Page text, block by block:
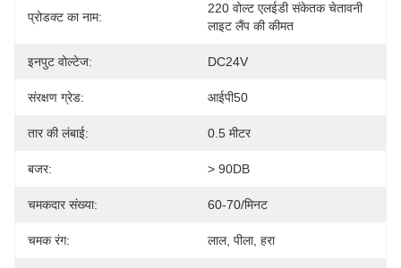
प्रोडक्ट का नाम:
220 वोल्ट एलईडी संकेतक चेतावनी
लाइट लैंप की कीमत
इनपुट वोल्टेज: DC24V
संरक्षण ग्रेड: आईपी50
तार की लंबाई: 0.5 मीटर
बजर: > 90DB
चमकदार संख्या: 60-70/मिनट
चमक रंग: लाल, पीला, हरा